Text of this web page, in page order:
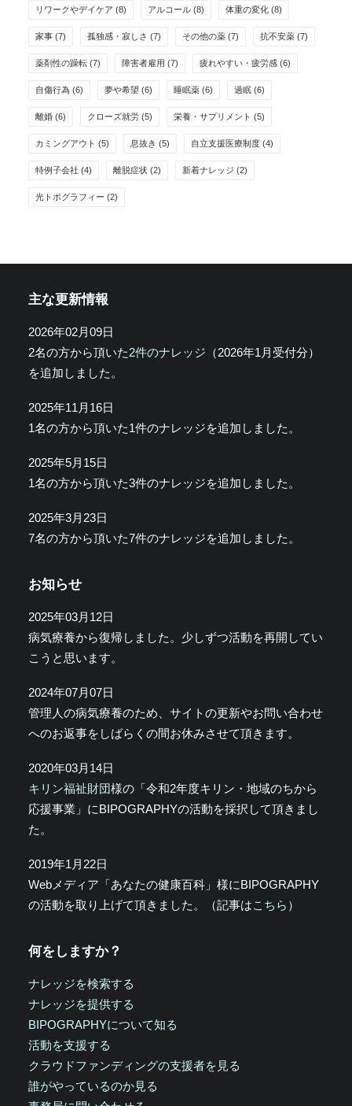
リワークやデイケア (8) アルコール (8) 体重の変化 (8)
家事 (7) 孤独感・寂しさ (7) その他の薬 (7) 抗不安薬 (7)
薬剤性の躁転 (7) 障害者雇用 (7) 疲れやすい・疲労感 (6)
自傷行為 (6) 夢や希望 (6) 睡眠薬 (6) 過眠 (6)
離婚 (6) クローズ就労 (5) 栄養・サプリメント (5)
カミングアウト (5) 息抜き (5) 自立支援医療制度 (4)
特例子会社 (4) 離脱症状 (2) 新着ナレッジ (2)
光トポグラフィー (2)
主な更新情報
2026年02月09日
2名の方から頂いた2件のナレッジ （2026年1月受付分）
を追加しました。
2025年11月16日
1名の方から頂いた1件のナレッジを追加しました。
2025年5月15日
1名の方から頂いた3件のナレッジを追加しました。
2025年3月23日
7名の方から頂いた7件のナレッジを追加しました。
お知らせ
2025年03月12日
病気療養から復帰しました。少しずつ活動を再開してい
こうと思います。
2024年07月07日
管理人の病気療養のため、サイトの更新やお問い合わせ
へのお返事をしばらくの間お休みさせて頂きます。
2020年03月14日
キリン福祉財団様の「令和2年度キリン・地域のちから
応援事業」にBIPOGRAPHYの活動を採択して頂きまし
た。
2019年1月22日
Webメディア「あなたの健康百科」様にBIPOGRAPHY
の活動を取り上げて頂きました。（記事はこちら ）
何をしますか？
ナレッジを検索する
ナレッジを提供する
BIPOGRAPHYについて知る
活動を支援する
クラウドファンディングの支援者を見る
誰がやっているのか見る